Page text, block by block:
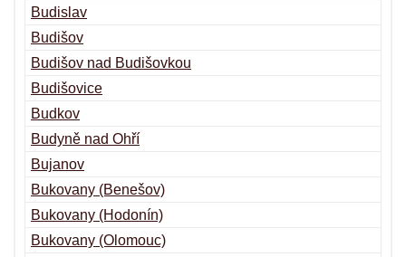
Budislav
Budišov
Budišov nad Budišovkou
Budišovice
Budkov
Budyně nad Ohří
Bujanov
Bukovany (Benešov)
Bukovany (Hodonín)
Bukovany (Olomouc)